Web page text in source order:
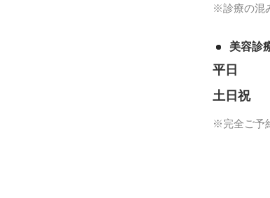
※診療の混
美容診
平日
土日祝
※完全ご予